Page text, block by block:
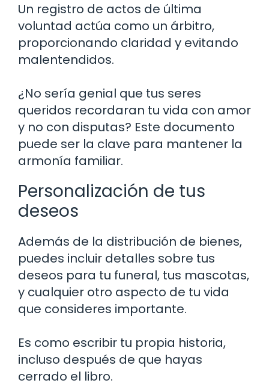
Un registro de actos de última
voluntad actúa como un árbitro,
proporcionando claridad y evitando
malentendidos.
¿No sería genial que tus seres
queridos recordaran tu vida con amor
y no con disputas? Este documento
puede ser la clave para mantener la
armonía familiar.
Personalización de tus
deseos
Además de la distribución de bienes,
puedes incluir detalles sobre tus
deseos para tu funeral, tus mascotas,
y cualquier otro aspecto de tu vida
que consideres importante.
Es como escribir tu propia historia,
incluso después de que hayas
cerrado el libro.